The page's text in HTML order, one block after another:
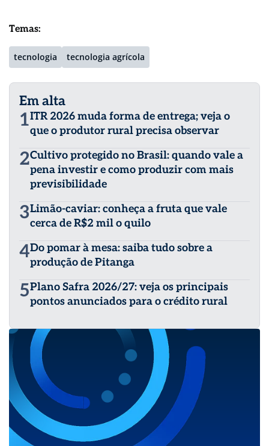
Temas:
tecnologia tecnologia agrícola
Em alta
1ITR 2026 muda forma de entrega; veja o
que o produtor rural precisa observar
2Cultivo protegido no Brasil: quando vale a
pena investir e como produzir com mais
previsibilidade
3Limão-caviar: conheça a fruta que vale
cerca de R$2 mil o quilo
4Do pomar à mesa: saiba tudo sobre a
produção de Pitanga
5Plano Safra 2026/27: veja os principais
pontos anunciados para o crédito rural